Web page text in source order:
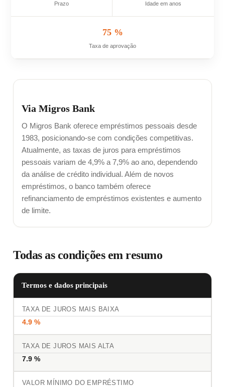
Prazo Idade em anos
75 %
Taxa de aprovação
Via Migros Bank
O Migros Bank oferece empréstimos pessoais desde
1983, posicionando-se com condições competitivas.
Atualmente, as taxas de juros para empréstimos
pessoais variam de 4,9% a 7,9% ao ano, dependendo
da análise de crédito individual. Além de novos
empréstimos, o banco também oferece
refinanciamento de empréstimos existentes e aumento
de limite.
Todas as condições em resumo
Termos e dados principais
TAXA DE JUROS MAIS BAIXA
4.9 %
TAXA DE JUROS MAIS ALTA
7.9 %
VALOR MÍNIMO DO EMPRÉSTIMO